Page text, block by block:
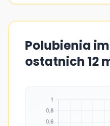
Polubienia
ostatnich 12